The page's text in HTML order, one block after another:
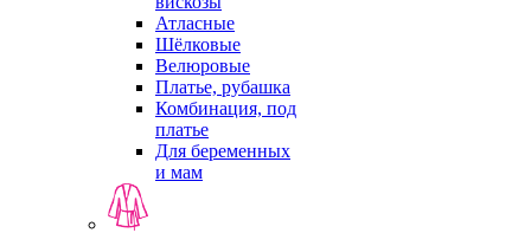
Атласные
Шёлковые
Велюровые
Платье, рубашка
Комбинация, под
платье
Для беременных
и мам